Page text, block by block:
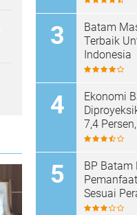
Batam
Terbaik
Indonesia
Ekonomi
7,4
Target
BP Batam
Sesuai
Undangan